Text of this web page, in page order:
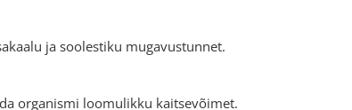
ja soolestiku mugavustunnet.
organismi loomulikku kaitsevõimet.